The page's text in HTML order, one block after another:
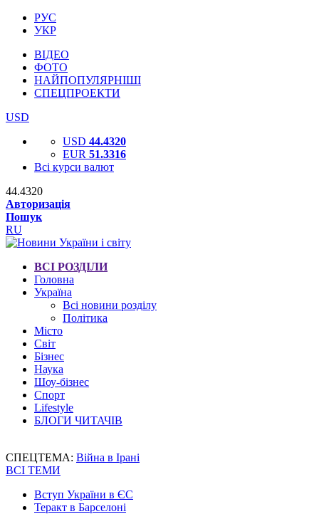
РУС
УКР
ВІДЕО
ФОТО
НАЙПОПУЛЯРНІШІ
СПЕЦПРОЕКТИ
USD
USD 44.4320
EUR 51.3316
Всі курси валют
44.4320
Авторизація
Пошук
RU
ВСІ РОЗДІЛИ
Головна
Україна
Всі новини розділу
Політика
Місто
Світ
Бізнес
Наука
Шоу-бізнес
Спорт
Lifestyle
БЛОГИ ЧИТАЧІВ
СПЕЦТЕМА: Війна в Ірані
ВСІ ТЕМИ
Вступ України в ЄС
Теракт в Барселоні